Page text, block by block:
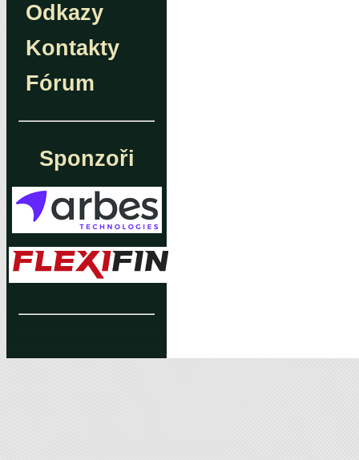
Odkazy
Kontakty
Fórum
Sponzoři